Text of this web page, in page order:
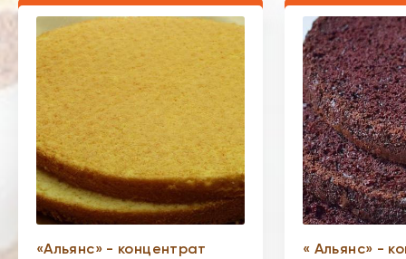
«Альянс» - концентрат
« Альянс» -